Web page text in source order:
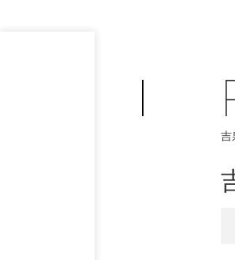
フィロソフ
吉